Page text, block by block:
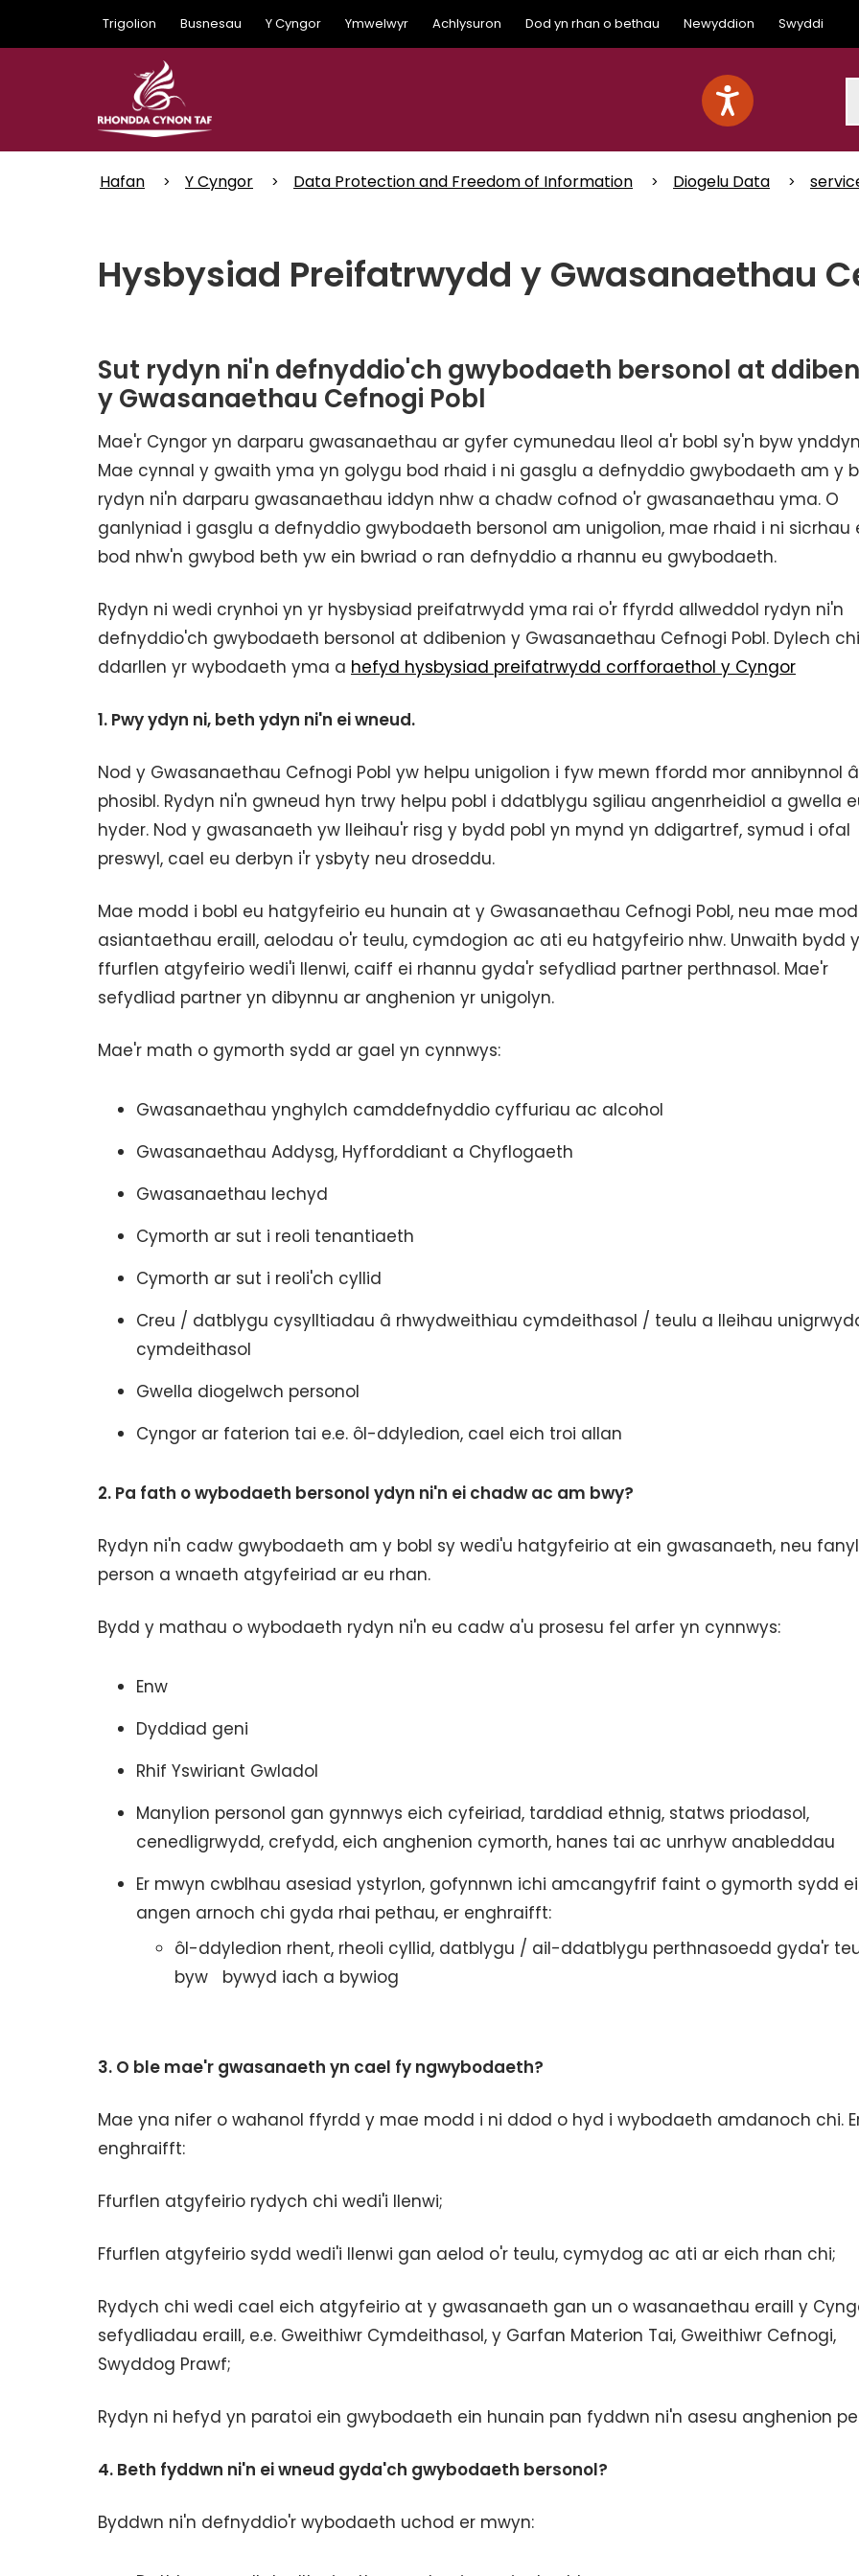
main
Trigolion Busnesau Y Cyngor Ymwelwyr Achlysuron Dod yn rhan o bethau Newyddion Swyddi
Hafan Y Cyngor Data Protection and Freedom of Information Diogelu Data
Hysbysiad Preifatrwydd y Gwasanaethau
Sut rydyn ni'n defnyddio'ch gwybodaeth bersonol at
y Gwasanaethau Cefnogi Pobl
Mae'r Cyngor yn darparu gwasanaethau ar gyfer cymunedau lleol a'r bobl sy'n byw
Mae cynnal y gwaith yma yn golygu bod rhaid i ni gasglu a defnyddio gwybodaeth am y
rydyn ni'n darparu gwasanaethau iddyn nhw a chadw cofnod o'r gwasanaethau yma. O
ganlyniad i gasglu a defnyddio gwybodaeth bersonol am unigolion, mae rhaid i ni sicrhau
bod nhw'n gwybod beth yw ein bwriad o ran defnyddio a rhannu eu gwybodaeth.
Rydyn ni wedi crynhoi yn yr hysbysiad preifatrwydd yma rai o'r ffyrdd allweddol rydyn ni'n
defnyddio'ch gwybodaeth bersonol at ddibenion y Gwasanaethau Cefnogi Pobl. Dylech chi
ddarllen yr wybodaeth yma a hefyd hysbysiad preifatrwydd corfforaethol y Cyngor
1. Pwy ydyn ni, beth ydyn ni'n ei wneud.
Nod y Gwasanaethau Cefnogi Pobl yw helpu unigolion i fyw mewn ffordd mor annibynnol â
phosibl. Rydyn ni'n gwneud hyn trwy helpu pobl i ddatblygu sgiliau angenrheidiol a gwella
hyder. Nod y gwasanaeth yw lleihau'r risg y bydd pobl yn mynd yn ddigartref, symud i ofal
preswyl, cael eu derbyn i'r ysbyty neu droseddu.
Mae modd i bobl eu hatgyfeirio eu hunain at y Gwasanaethau Cefnogi Pobl, neu mae
asiantaethau eraill, aelodau o'r teulu, cymdogion ac ati eu hatgyfeirio nhw. Unwaith bydd y
ffurflen atgyfeirio wedi'i llenwi, caiff ei rhannu gyda'r sefydliad partner perthnasol. Mae'r
sefydliad partner yn dibynnu ar anghenion yr unigolyn.
Mae'r math o gymorth sydd ar gael yn cynnwys:
Gwasanaethau ynghylch camddefnyddio cyffuriau ac alcohol
Gwasanaethau Addysg, Hyfforddiant a Chyflogaeth
Gwasanaethau Iechyd
Cymorth ar sut i reoli tenantiaeth
Cymorth ar sut i reoli'ch cyllid
Creu / datblygu cysylltiadau â rhwydweithiau cymdeithasol / teulu a lleihau
cymdeithasol
Gwella diogelwch personol
Cyngor ar faterion tai e.e. ôl-ddyledion, cael eich troi allan
2. Pa fath o wybodaeth bersonol ydyn ni'n ei chadw ac am bwy?
Rydyn ni'n cadw gwybodaeth am y bobl sy wedi'u hatgyfeirio at ein gwasanaeth, neu
person a wnaeth atgyfeiriad ar eu rhan.
Bydd y mathau o wybodaeth rydyn ni'n eu cadw a'u prosesu fel arfer yn cynnwys:
Enw
Dyddiad geni
Rhif Yswiriant Gwladol
Manylion personol gan gynnwys eich cyfeiriad, tarddiad ethnig, statws priodasol,
cenedligrwydd, crefydd, eich anghenion cymorth, hanes tai ac unrhyw anableddau
Er mwyn cwblhau asesiad ystyrlon, gofynnwn ichi amcangyfrif faint o gymorth sydd ei
angen arnoch chi gyda rhai pethau, er enghraifft:
ôl-ddyledion rhent, rheoli cyllid, datblygu / ail-ddatblygu perthnasoedd gyda'r
byw bywyd iach a bywiog
3. O ble mae'r gwasanaeth yn cael fy ngwybodaeth?
Mae yna nifer o wahanol ffyrdd y mae modd i ni ddod o hyd i wybodaeth amdanoch chi.
enghraifft:
Ffurflen atgyfeirio rydych chi wedi'i llenwi;
Ffurflen atgyfeirio sydd wedi'i llenwi gan aelod o'r teulu, cymydog ac ati ar eich rhan chi;
Rydych chi wedi cael eich atgyfeirio at y gwasanaeth gan un o wasanaethau eraill y
sefydliadau eraill, e.e. Gweithiwr Cymdeithasol, y Garfan Materion Tai, Gweithiwr Cefnogi,
Swyddog Prawf;
Rydyn ni hefyd yn paratoi ein gwybodaeth ein hunain pan fyddwn ni'n asesu anghenion
4. Beth fyddwn ni'n ei wneud gyda'ch gwybodaeth bersonol?
Byddwn ni'n defnyddio'r wybodaeth uchod er mwyn: